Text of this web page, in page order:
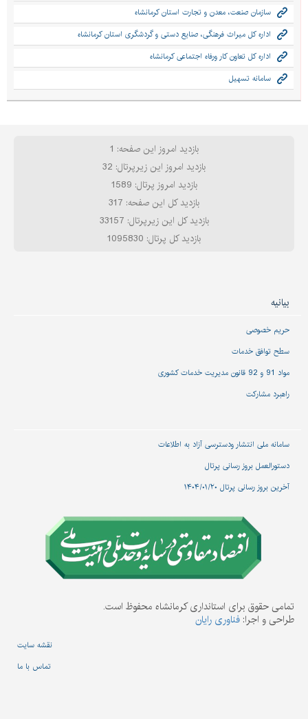
سازمان صنعت، معدن و تجارت استان کرمانشاه
اداره کل میراث فرهنگی، صنایع دستی و گردشگری استان کرمانشاه
اداره کل تعاون کار ورفاه اجتماعی کرمانشاه
سامانه تسهیل
بازدید امروز این صفحه: 1
بازدید امروز این زیرپرتال: 32
بازدید امروز پرتال: 1589
بازدید کل این صفحه: 317
بازدید کل این زیرپرتال: 33157
بازدید کل پرتال: 1095830
بیانیه
حریم خصوصی
سطح توافق خدمات
مواد 91 و 92 قانون مدیریت خدمات کشوری
راهبرد مشارکت
سامانه ملی انتشار و‌دسترسی آزاد به اطلاعات
دستورالعمل بروز رسانی پرتال
آخرین بروز رسانی پرتال ۱۴۰۴/۰۱/۲۰
تمامی حقوق برای استانداری کرمانشاه محفوظ است.
طراحی و اجرا: فناوری رایان
نقشه سایت
تماس با ما